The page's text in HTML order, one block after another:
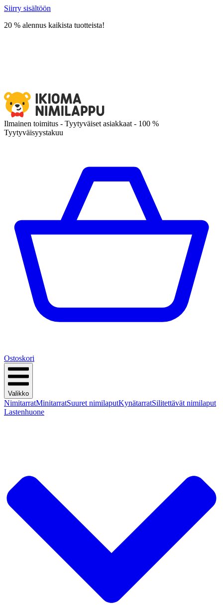
Siirry sisältöön
20 % alennus kaikista tuotteista!
Ilmainen toimitus - Tyytyväiset asiakkaat - 100 %
Tyytyväisyystakuu
Ostoskori
Valikko
NimitarratMinitarratSuuret nimilaputKynätarratSilitettävät nimilaput
Lastenhuone